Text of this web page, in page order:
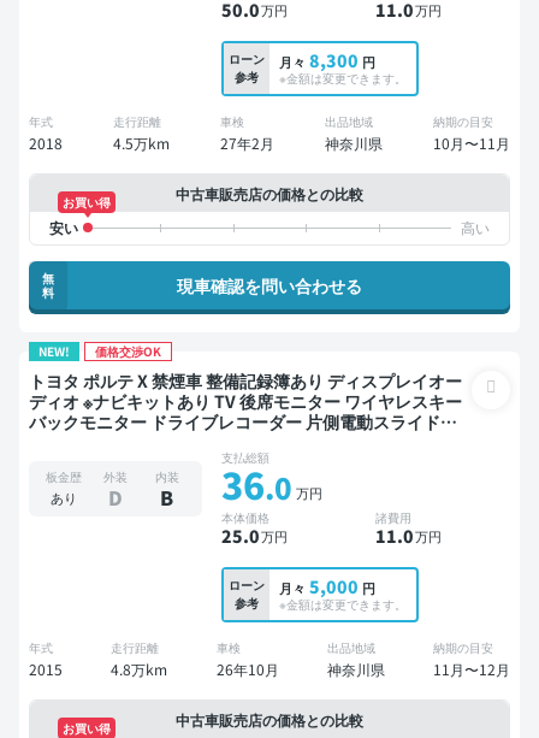
50.0万円 11.0万円
ローン
参考
月々 8,300 円
※金額は変更できます。
年式
2018
走行距離
4.5万km
車検
27年2月
出品地域
神奈川県
納期の目安
10月〜11月
中古車販売店の価格との比較
お買い得
無
料
現車確認を問い合わせる
NEW! 価格交渉OK
トヨタ ポルテ X 禁煙車 整備記録簿あり ディスプレイオー
ディオ ※ナビキットあり TV 後席モニター ワイヤレスキー
バックモニター ドライブレコーダー 片側電動スライドド
板金歴
あり
外装
D
内装
B
支払総額
36.0 万円
本体価格
25.0万円
諸費用
11.0万円
ローン
参考
月々 5,000 円
※金額は変更できます。
年式
2015
走行距離
4.8万km
車検
26年10月
出品地域
神奈川県
納期の目安
11月〜12月
中古車販売店の価格との比較
お買い得